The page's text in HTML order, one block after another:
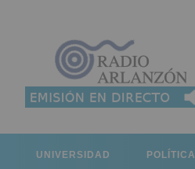
UNIVERSIDAD POLÍTICA